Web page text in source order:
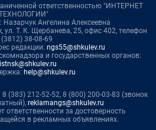
ответственностью "ИНТЕРНЕТ
Назарчук Ангелина Алексеевна
ул. Т. К. Щербанева, 25, офис 402, телефон
38-08-69
редакции: ngs55@shkulev.ru
и государственных органов:
help@shkulev.ru
(383) 212-52-52, 8 (800) 200-03-83 (звонок
reklamangs@shkulev.ru
ответственности за достоверность
в рекламных объявлениях.